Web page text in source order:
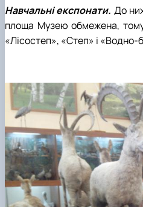
Навчальні експонати. До
площа Музею обмежена, тому
«Лісостеп», «Степ» і «Водно-